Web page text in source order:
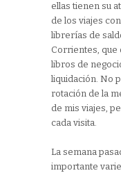
ellas tienen su
de los viajes
librerías de
Corrientes, que
libros de
liquidación. No
rotación de la
de mis viajes,
cada visita.
La semana
importante